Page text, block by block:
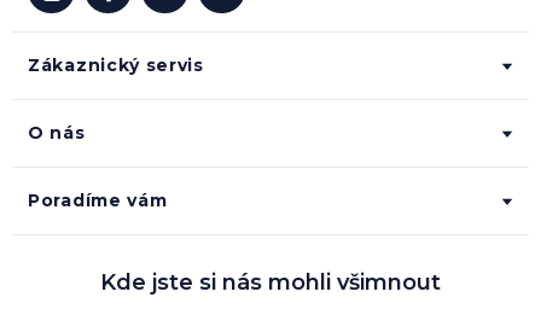
Zákaznický servis
O nás
Poradíme vám
Kde jste si nás mohli všimnout